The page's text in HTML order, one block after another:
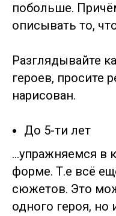
побольше.
описывать то,
Разглядывайте
героев, просите
нарисован.
До 5-ти лет
…упражняемся в
форме. Т.е всё
сюжетов. Это
одного героя, но